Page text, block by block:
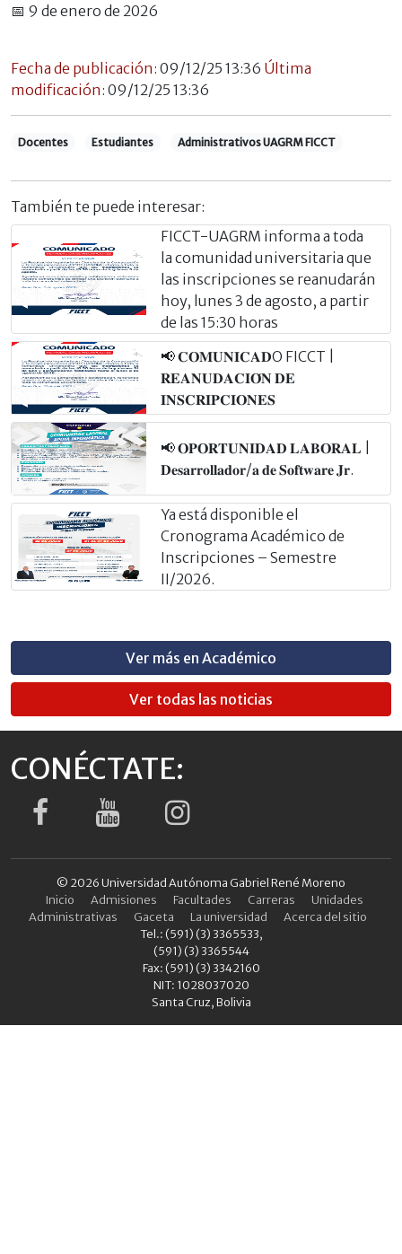
📅 9 de enero de 2026
Fecha de publicación: 09/12/25 13:36 Última
modificación: 09/12/25 13:36
Docentes Estudiantes Administrativos UAGRM FICCT
También te puede interesar:
FICCT-UAGRM informa a toda
la comunidad universitaria que
las inscripciones se reanudarán
hoy, lunes 3 de agosto, a partir
de las 15:30 horas
📢 𝐂𝐎𝐌𝐔𝐍𝐈𝐂𝐀𝐃O FICCT |
𝐑𝐄𝐀𝐍𝐔𝐃𝐀𝐂𝐈𝐎́𝐍 𝐃𝐄
𝐈𝐍𝐒𝐂𝐑𝐈𝐏𝐂𝐈𝐎𝐍𝐄𝐒
📢 𝐎𝐏𝐎𝐑𝐓𝐔𝐍𝐈𝐃𝐀𝐃 𝐋𝐀𝐁𝐎𝐑𝐀𝐋 |
𝐃𝐞𝐬𝐚𝐫𝐫𝐨𝐥𝐥𝐚𝐝𝐨𝐫/𝐚 𝐝𝐞 𝐒𝐨𝐟𝐭𝐰𝐚𝐫𝐞 𝐉𝐫.
Ya está disponible el
Cronograma Académico de
Inscripciones – Semestre
II/2026.
Ver más en Académico
Ver todas las noticias
CONÉCTATE:
© 2026 Universidad Autónoma Gabriel René Moreno
Inicio
Admisiones Facultades Carreras
Unidades
Administrativas
Gaceta La universidad
Acerca del sitio
Tel.: (591) (3) 3365533,
(591) (3) 3365544
Fax: (591) (3) 3342160
NIT: 1028037020
Santa Cruz, Bolivia